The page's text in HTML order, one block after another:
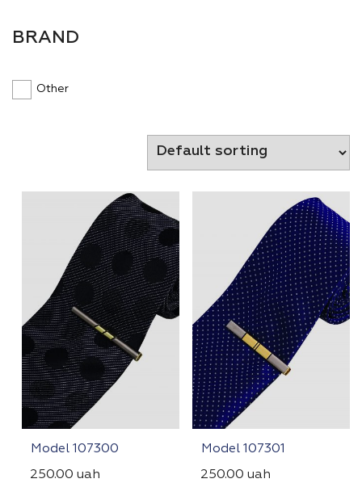
BRAND
Other
Model 107300
250.00 uah
Model 107301
250.00uah